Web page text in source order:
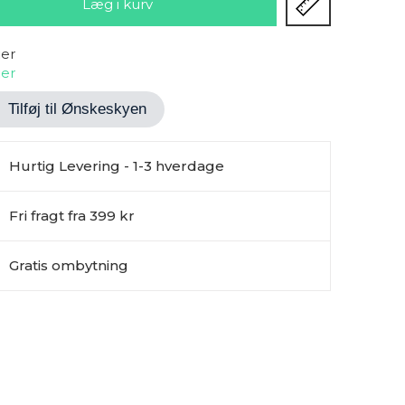
Tilføj til Ønskeskyen
Hurtig Levering - 1-3 hverdage
Fri fragt fra 399 kr
Gratis ombytning